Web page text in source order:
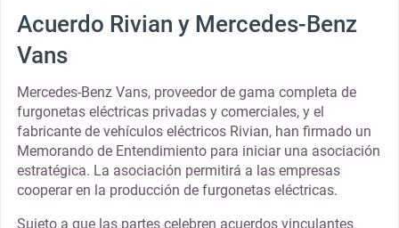
Acuerdo Rivian y Mercedes-Benz
Vans
Mercedes-Benz Vans, proveedor de gama completa de
furgonetas eléctricas privadas y comerciales, y el
fabricante de vehículos eléctricos Rivian, han firmado un
Memorando de Entendimiento para iniciar una asociación
estratégica. La asociación permitirá a las empresas
cooperar en la producción de furgonetas eléctricas.
Sujeto a que las partes celebren acuerdos vinculantes